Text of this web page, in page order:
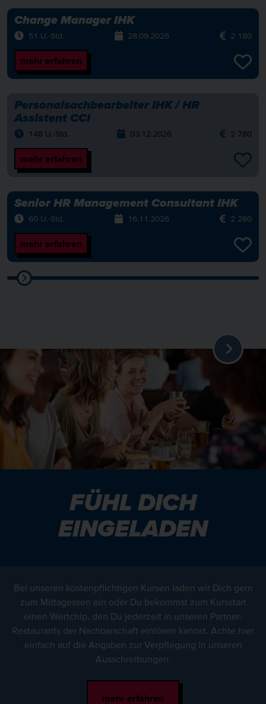
Change Manager IHK
51 U.-Std. 28.09.2026 2 180
mehr erfahren
Personalsachbearbeiter IHK / HR
Assistent CCI
148 U.-Std. 03.12.2026 2 780
mehr erfahren
Senior HR Management Consultant IHK
60 U.-Std. 16.11.2026 2 280
mehr erfahren
FÜHL DICH
EINGELADEN
Bei unseren kostenpflichtigen Kursen laden wir Dich gern
zum Mittagessen ein oder Du bekommst zum Kursstart
einen Wertchip, den Du jederzeit in unseren Partner-
Restaurants der Nachbarschaft einlösen kannst. Achte hier
einfach auf die Angaben zur Verpflegung in unseren
Ausschreibungen.
mehr erfahren